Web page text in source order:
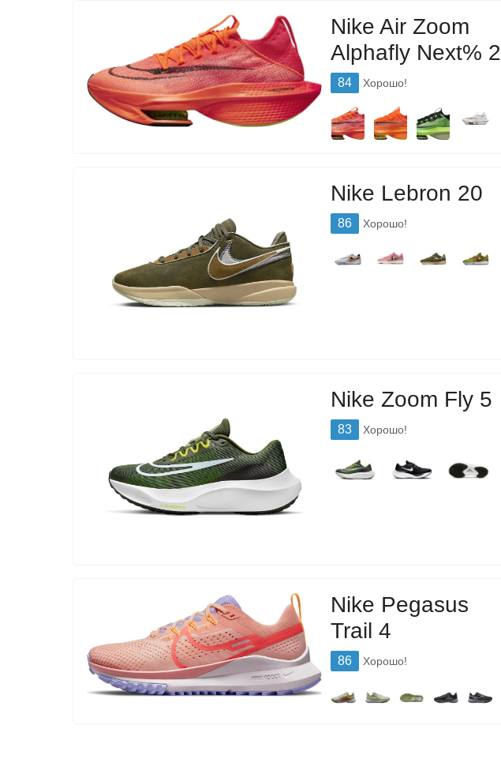
Nike Air Zoom
Alphafly Next% 2
84 Хорошо!
Nike Lebron 20
86 Хорошо!
Nike Zoom Fly 5
83 Хорошо!
Nike Pegasus
Trail 4
86 Хорошо!